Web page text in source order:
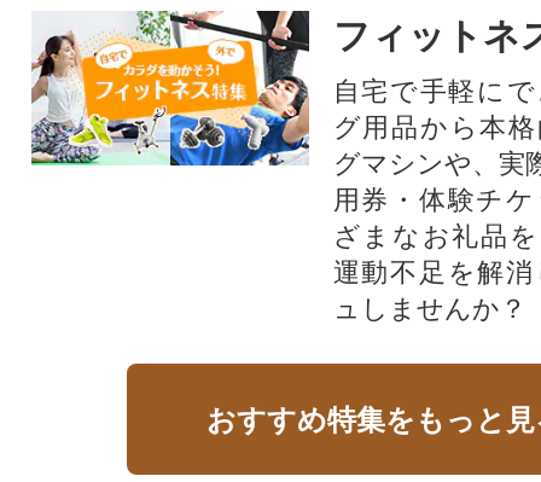
フィットネ
自宅で手軽に
グ用品から本
グマシンや、実
用券・体験チ
ざまなお礼品
運動不足を解
ュしませんか？
おすすめ特集をもっと